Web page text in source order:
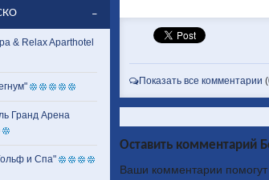
Показать все комментарии
Оставить комментарий
Ваши комментарии
& Relax Aparthotel
Гранд Арена
и Спа"